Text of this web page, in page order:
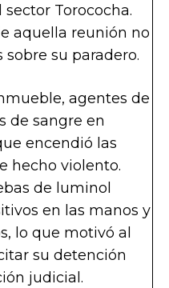
Torococha.
aquella reunión no
su paradero.
agentes de
de sangre en
encendió las
hecho violento.
de luminol
en las manos y
lo que motivó al
su detención
judicial.